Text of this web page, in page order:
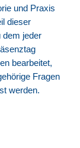
und Praxis
dieser
dem jeder
bearbeitet,
Fragen
werden.